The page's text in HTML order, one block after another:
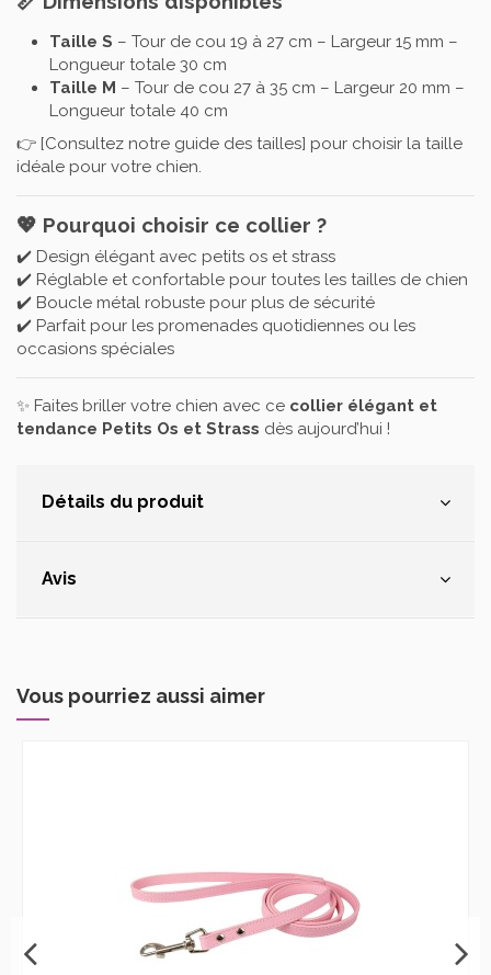
Taille S – Tour de cou 19 à 27 cm – Largeur 15 mm –
Longueur totale 30 cm
Taille M – Tour de cou 27 à 35 cm – Largeur 20 mm –
Longueur totale 40 cm
👉 [Consultez notre guide des tailles] pour choisir la taille
idéale pour votre chien.
💖 Pourquoi choisir ce collier ?
✔️ Design élégant avec petits os et strass
✔️ Réglable et confortable pour toutes les tailles de chien
✔️ Boucle métal robuste pour plus de sécurité
✔️ Parfait pour les promenades quotidiennes ou les
occasions spéciales
✨ Faites briller votre chien avec ce collier élégant et
tendance Petits Os et Strass dès aujourd’hui !
Détails du produit
Avis
Vous pourriez aussi aimer